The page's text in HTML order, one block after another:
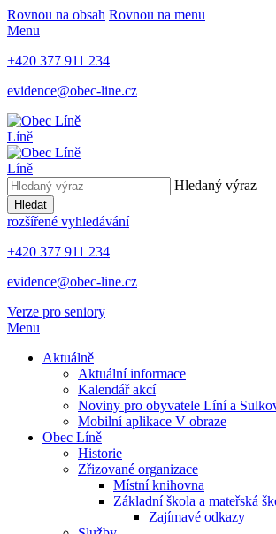
Rovnou na obsah Rovnou na menu
Menu
+420 377 911 234
evidence@obec-line.cz
Líně
Líně
Hledaný výraz
Hledat
rozšířené vyhledávání
+420 377 911 234
evidence@obec-line.cz
Verze pro seniory
Menu
Aktuálně
Aktuální informace
Kalendář akcí
Noviny pro obyvatele Líní a
Mobilní aplikace V obraze
Obec Líně
Historie
Zřizované organizace
Místní knihovna
Základní škola a mateřská
Zajímavé odkazy